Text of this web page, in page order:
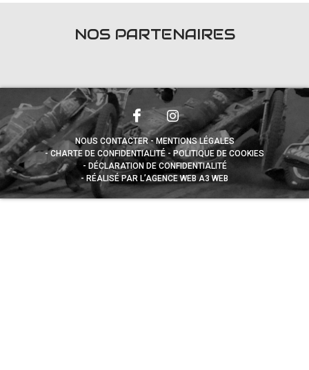
NOS PARTENAIRES
NOUS CONTACTER
MENTIONS LÉGALES
CHARTE DE CONFIDENTIALITÉ
POLITIQUE DE COOKIES
DÉCLARATION DE CONFIDENTIALITÉ
RÉALISÉ PAR L’AGENCE WEB A3 WEB